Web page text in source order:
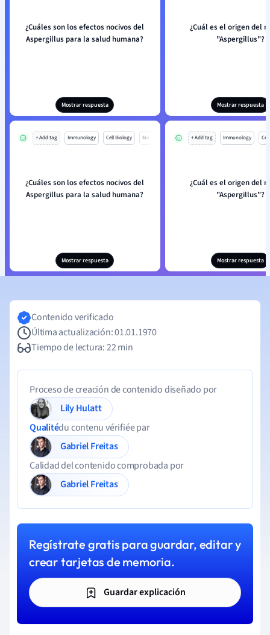
¿Cuáles son los efectos nocivos del
Aspergillus para la salud humana?
Mostrar respuesta
¿Cuál es el origen del
"Aspergillus"?
Mostrar respuesta
+ Add tag Immunology Cell Biology Mo
¿Cuáles son los efectos nocivos del
Aspergillus para la salud humana?
Mostrar respuesta
+ Add tag Immunology
¿Cuál es el origen del
"Aspergillus"?
Mostrar respuesta
Contenido verificado
Última actualización: 01.01.1970
Tiempo de lectura: 22 min
Proceso de creación de contenido diseñado por
Lily Hulatt
Qualitédu contenu vérifiée par
Gabriel Freitas
Calidad del contenido comprobada por
Gabriel Freitas
Regístrate gratis para guardar, editar y
crear tarjetas de memoria.
Guardar explicación